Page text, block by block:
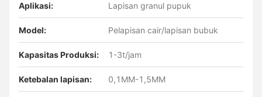
Aplikasi: Lapisan granul pupuk
Model: Pelapisan cair/lapisan bubuk
Kapasitas Produksi: 1-3t/jam
Ketebalan lapisan: 0,1MM-1,5MM